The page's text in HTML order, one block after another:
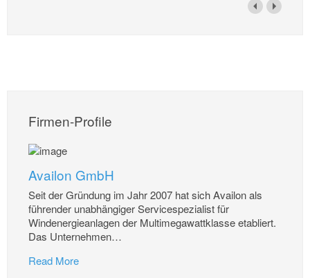
Firmen-Profile
Availon GmbH
Seit der Gründung im Jahr 2007 hat sich Availon als
führender unabhängiger Servicespezialist für
Windenergieanlagen der Multimegawattklasse etabliert.
Das Unternehmen…
Read More